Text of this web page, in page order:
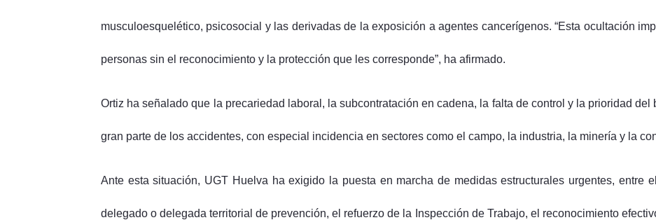
musculoesquelético, psicosocial y las derivadas de la exposición a agentes cancerígenos. “Esta ocultación
personas sin el reconocimiento y la protección que les corresponde”, ha afirmado.
Ortiz ha señalado que la precariedad laboral, la subcontratación en cadena, la falta de control y la prioridad
gran parte de los accidentes, con especial incidencia en sectores como el campo, la industria, la minería y la
Ante esta situación, UGT Huelva ha exigido la puesta en marcha de medidas estructurales urgentes, entre
delegado o delegada territorial de prevención, el refuerzo de la Inspección de Trabajo, el reconocimiento